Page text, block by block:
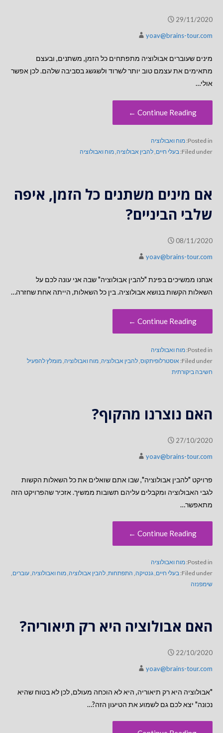
29/11/2020
yoav@brains-tour.com
מינים שעוברים אבולוציה מתפתחים כל הזמן, משתנים, ובעצם
מתאימים את עצמם טוב יותר לשרוד ולשגשג בסביבה שלהם. לכן אפשר
אולי…
Continue Reading ←
Posted in: מוח ואבולוציה
Filed under: בעלי חיים,להבין אבולוציה,מוח ואבולוציה
אם מינים משתנים כל הזמן, איפה
שלבי הביניים?
08/11/2020
yoav@brains-tour.com
אנחנו ממשיכים בפינת "להבין אבולוציה" שבה אני עונה לכם על
השאלות הקשות בנושא אבולוציה. בין כל השאלות, הייתה אחת שחזרה…
Continue Reading ←
Posted in: מוח ואבולוציה
Filed under: אוסטרלופיתקוס, להבין אבולוציה מוח ואבולוציה מומלץ להפעיל
חשיבה ביקורתית
האם נוצרנו מהקוף?
27/10/2020
yoav@brains-tour.com
פרויקט "להבין אבולוציה", שבו אתם שואלים את כל השאלות הקשות
לגבי האבולוציה ומקבלים עליהם תשובות ממשיך. אזכיר שהפרויקט הזה
מתאפשר…
Continue Reading ←
Posted in: מוח ואבולוציה
Filed under: בעלי חיים גנטיקה התפתחות, להבין אבולוציה מוח ואבולוציה עוברים
שימפנזה
האם אבולוציה היא רק תיאוריה?
22/10/2020
yoav@brains-tour.com
"אבולוציה היא רק תיאוריה, היא לא הוכחה מעולם, לכן לא בטוח שהיא
נכונה" יצא לכם גם לשמוע את הטיעון הזה?…